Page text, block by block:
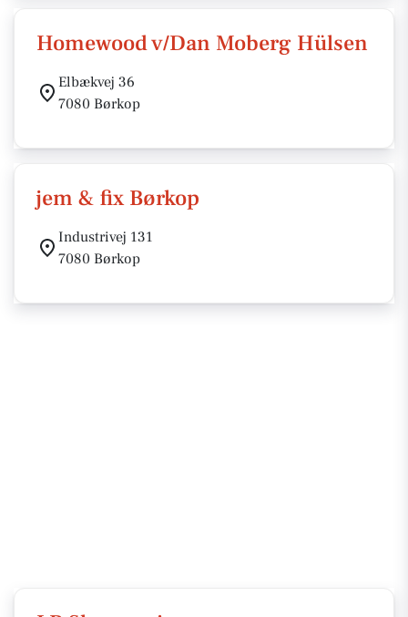
Homewood v/Dan Moberg Hülsen
Elbækvej 36
7080 Børkop
jem & fix Børkop
Industrivej 131
7080 Børkop